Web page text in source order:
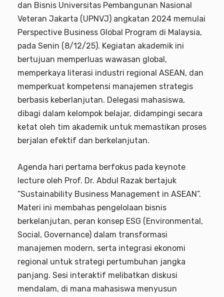
dan Bisnis Universitas Pembangunan Nasional
Veteran Jakarta (UPNVJ) angkatan 2024 memulai
Perspective Business Global Program di Malaysia,
pada Senin (8/12/25). Kegiatan akademik ini
bertujuan memperluas wawasan global,
memperkaya literasi industri regional ASEAN, dan
memperkuat kompetensi manajemen strategis
berbasis keberlanjutan. Delegasi mahasiswa,
dibagi dalam kelompok belajar, didampingi secara
ketat oleh tim akademik untuk memastikan proses
berjalan efektif dan berkelanjutan.
Agenda hari pertama berfokus pada keynote
lecture oleh Prof. Dr. Abdul Razak bertajuk
“Sustainability Business Management in ASEAN”.
Materi ini membahas pengelolaan bisnis
berkelanjutan, peran konsep ESG (Environmental,
Social, Governance) dalam transformasi
manajemen modern, serta integrasi ekonomi
regional untuk strategi pertumbuhan jangka
panjang. Sesi interaktif melibatkan diskusi
mendalam, di mana mahasiswa menyusun